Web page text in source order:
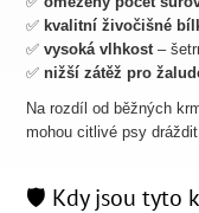
✅ kvalitní živočišné
✅vysoká vlhkost–
✅nižší zátěž pro
Na rozdíl od běžných
mohou citlivé psy
🛡️ Kdy jsou tyto